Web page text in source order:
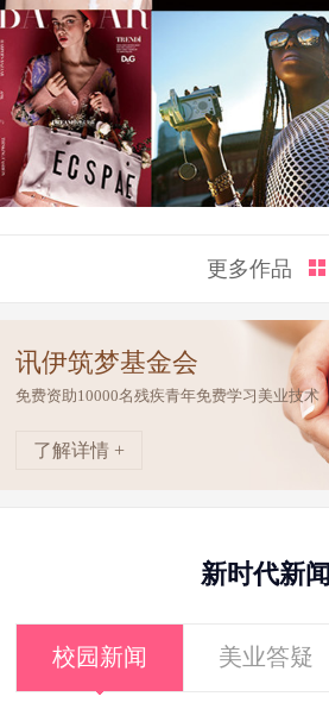
更多作品
讯伊筑梦基金会
免费资助10000名残疾青年免费学习美业技术
了解详情 +
新时代新闻
校园新闻 美业答疑